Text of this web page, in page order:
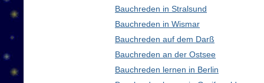
Bauchreden in Stralsund
Bauchreden in Wismar
Bauchreden auf dem Darß
Bauchreden an der Ostsee
Bauchreden lernen in Berlin